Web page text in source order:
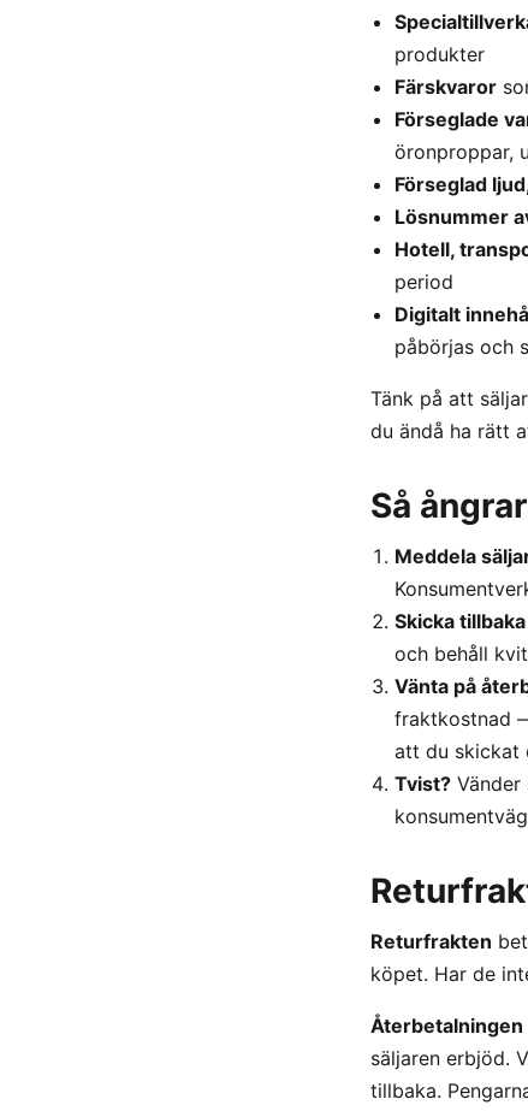
produkter
Färskvaror
Förseglade
öronproppar,
Förseglad
Lösnummer
Hotell,
period
Digitalt
påbörjas och
Tänk på att
du ändå ha rätt
Så
Meddela
Skicka
och behåll
Vänta på
fraktkostnad
att du skickat
Tvist?
Returfrakten
köpet. Har de
Återbetalningen
säljaren erbjöd.
tillbaka.